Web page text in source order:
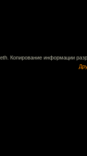
Копирование информации